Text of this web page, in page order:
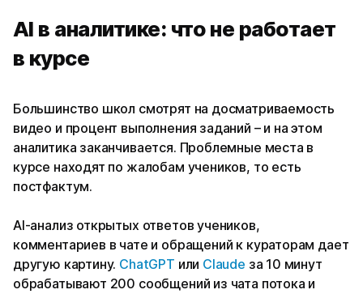
AI в аналитике: что не работает
в курсе
Большинство школ смотрят на досматриваемость
видео и процент выполнения заданий – и на этом
аналитика заканчивается. Проблемные места в
курсе находят по жалобам учеников, то есть
постфактум.
AI-анализ открытых ответов учеников,
комментариев в чате и обращений к кураторам дает
другую картину. ChatGPT или Claude за 10 минут
обрабатывают 200 сообщений из чата потока и